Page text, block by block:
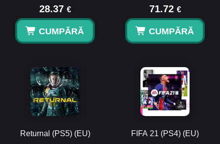
28.37 €
CUMPĂRĂ
71.72 €
CUMPĂRĂ
Returnal (PS5) (EU) FIFA 21 (PS4) (EU)